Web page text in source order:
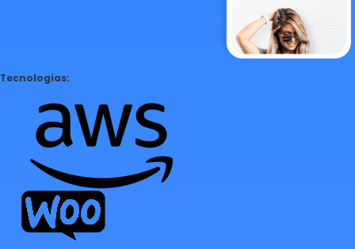
Tecnologias: